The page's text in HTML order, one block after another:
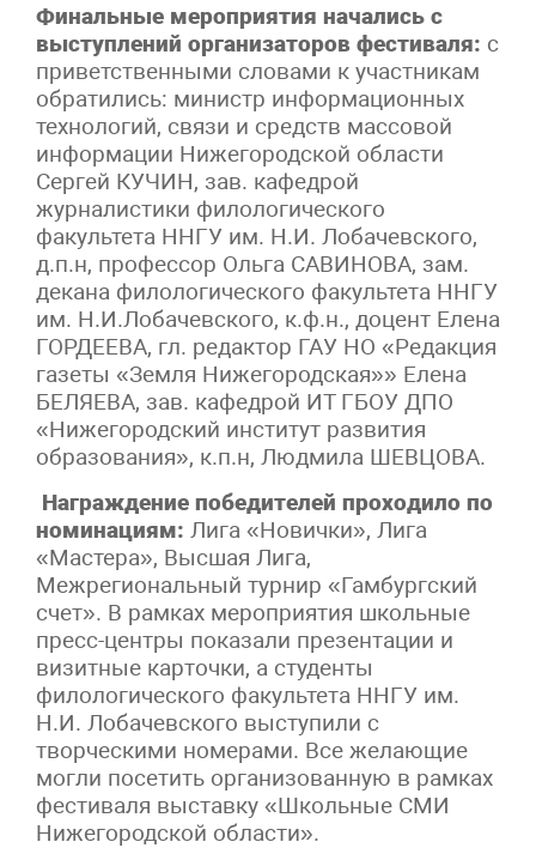
Финальные мероприятия начались с
выступлений организаторов фестиваля: с
приветственными словами к участникам
обратились: министр информационных
технологий, связи и средств массовой
информации Нижегородской области
Сергей КУЧИН, зав. кафедрой
журналистики филологического
факультета ННГУ им. Н.И. Лобачевского,
д.п.н, профессор Ольга САВИНОВА, зам.
декана филологического факультета ННГУ
им. Н.И.Лобачевского, к.ф.н., доцент Елена
ГОРДЕЕВА, гл. редактор ГАУ НО «Редакция
газеты «Земля Нижегородская»» Елена
БЕЛЯЕВА, зав. кафедрой ИТ ГБОУ ДПО
«Нижегородский институт развития
образования», к.п.н, Людмила ШЕВЦОВА.
Награждение победителей проходило по
номинациям: Лига «Новички», Лига
«Мастера», Высшая Лига,
Межрегиональный турнир «Гамбургский
счет». В рамках мероприятия школьные
пресс-центры показали презентации и
визитные карточки, а студенты
филологического факультета ННГУ им.
Н.И. Лобачевского выступили с
творческими номерами. Все желающие
могли посетить организованную в рамках
фестиваля выставку «Школьные СМИ
Нижегородской области».